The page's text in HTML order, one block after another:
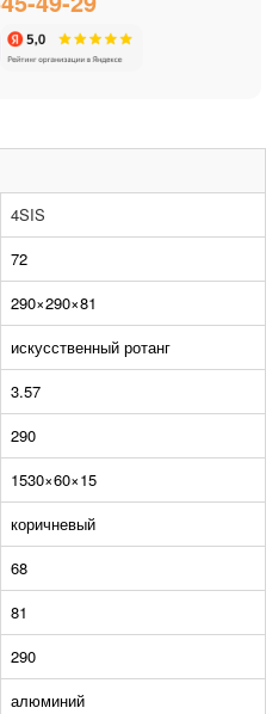
4SIS
72
290×290×81
искусственный ротанг
3.57
290
1530×60×15
коричневый
68
81
290
алюминий